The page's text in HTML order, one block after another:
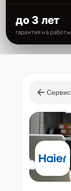
до 3 лет
гарантия на работы